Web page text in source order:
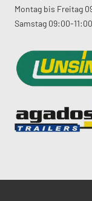
Montag bis Freitag
Samstag 09:00-